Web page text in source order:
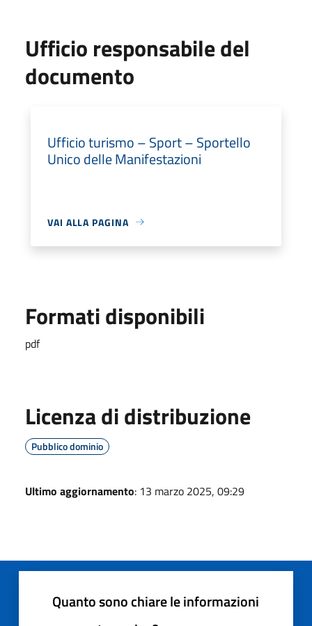
Ufficio responsabile del
documento
Ufficio turismo – Sport – Sportello
Unico delle Manifestazioni
VAI ALLA PAGINA
Formati disponibili
pdf
Licenza di distribuzione
Pubblico dominio
Ultimo aggiornamento: 13 marzo 2025, 09:29
Quanto sono chiare le informazioni